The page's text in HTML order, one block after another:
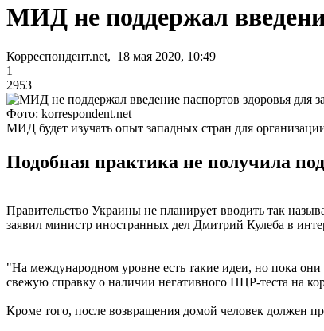
МИД не поддержал
Корреспондент.net, 18 мая 2020, 10:49
1
2953
Фото: korrespondent.net
МИД будет изучать опыт западных стран для
Подобная практика не получила
Правительство Украины не планирует вводить так
заявил министр иностранных дел Дмитрий Кулеба в
"На международном уровне есть такие идеи, но пока
свежую справку о наличии негативного ПЦР-теста на
Кроме того, после возвращения домой человек должен